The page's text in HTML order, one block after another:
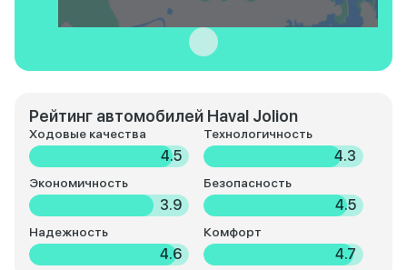
Рейтинг автомобилей Haval Jolion
Ходовые качества
4.5
Технологичность
4.3
Экономичность
3.9
Безопасность
4.5
Надежность
4.6
Комфорт
4.7